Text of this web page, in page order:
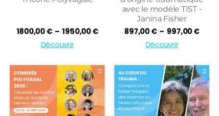
1800,00€ – 1950,00€Plage
à
1950,00 €
Découvrir
avec le modèle TIST -
Janina Fisher
897,00€ – 997,00€
à
Découvrir